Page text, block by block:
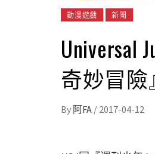
動漫遊戲 新聞
Universal
奇妙冒
By 阿FA / 2017-04-12